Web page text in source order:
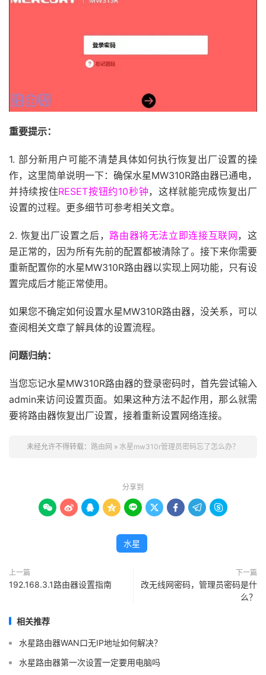
重要提示：
1. 部分新用户可能不清楚具体如何执行恢复出厂设置的操
作，这里简单说明一下：确保水星MW310R路由器已通电，
并持续按住RESET按钮约10秒钟，这样就能完成恢复出厂
设置的过程。更多细节可参考相关文章。
2. 恢复出厂设置之后， 路由器将无法立即连接互联网，这
是正常的，因为所有先前的配置都被清除了。接下来你需要
重新配置你的水星MW310R路由器以实现上网功能，只有设
置完成后才能正常使用。
如果您不确定如何设置水星MW310R路由器，没关系，可以
查阅相关文章了解具体的设置流程。
问题归纳：
当您忘记水星MW310R路由器的登录密码时，首先尝试输入
admin来访问设置页面。如果这种方法不起作用，那么就需
要将路由器恢复出厂设置，接着重新设置网络连接。
未经允许不得转载： 路由网 » 水星mw310r管理员密码忘了怎么办？
分享到
        
水星
上一篇
192.168.3.1路由器设置指南
下一篇
改无线网密码，管理员密码是什
么？
相关推荐
水星路由器WAN口无IP地址如何解决？
水星路由器第一次设置一定要用电脑吗